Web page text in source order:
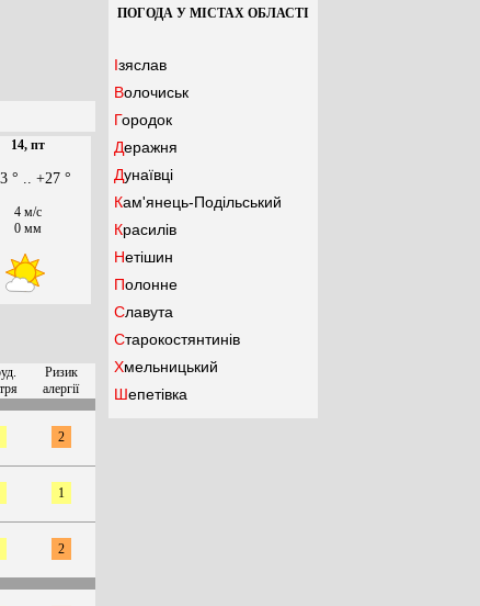
14, пт
° .. +27 °
4 м/с
0 мм
Ризик
алергії
2
1
2
ПОГОДА У МІСТАХ ОБЛАСТІ
Ізяслав
Волочиськ
Городок
Деражня
Дунаївці
Кам'янець-Подільський
Красилів
Нетішин
Полонне
Славута
Старокостянтинів
Хмельницький
Шепетівка